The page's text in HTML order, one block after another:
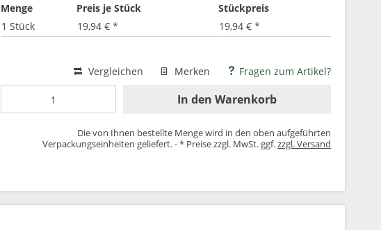
Menge Preis je Stück
Stückpreis
1 Stück
19,94 € * 19,94 € *
Vergleichen Merken Fragen zum Artikel?
In den Warenkorb
Die von Ihnen bestellte Menge wird in den oben aufgeführten
Verpackungseinheiten geliefert. - * Preise zzgl. MwSt. ggf.zzgl. Versand